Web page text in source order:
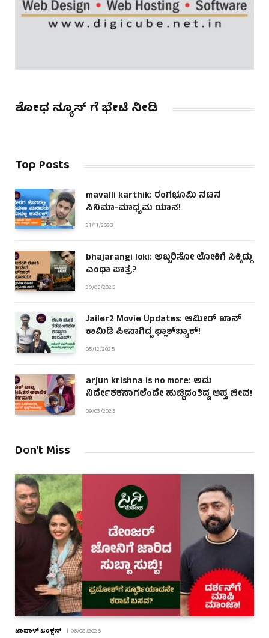
ಶೋಧ ನ್ಯೂಸ್ ಗೆ ಭೇಟಿ ನೀಡಿ
Top Posts
mavalli karthik: ರಂಗಭೂಮಿ ನಟನ
ಸಿನಿಮಾ-ಮಾಧ್ಯಮ ಯಾನ!
21/11/2023
bhajarangi loki: ಅಬ್ಬರಿಸೋ ಲೋಕಿಗೆ ಸಿಕ್ಕಿದ್ದು
ಎಂಥಾ ಪಾತ್ರ?
30/05/2025
Jailer2 Movie Updates: ಆಮೀರ್ ಖಾನ್
ಕಾಮಿಡಿ ಪೀಸಾಗಿದ್ದ ಫ್ಲಾಶ್‌ಬ್ಯಾಕ್!
05/12/2025
arjun krishna is no more: ಅದು
ನಿರ್ದೇಶಕನಾಗಲೆಂದೇ ಹುಟ್ಟಿದಂತಿದ್ದ ಆಪ್ತ ಜೀವ!
09/03/2025
Don't Miss
ಜಾಪಾಳ್ ಜಂಕ್ಷನ್ 06/08/2026